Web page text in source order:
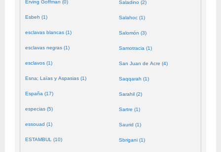
Erving Goffman (0)
Esbeh (1)
esclavas blancas (1)
esclavas negras (1)
esclavos (1)
Esna; Laïas y Aspasias (1)
España (17)
especias (5)
essouad (1)
ESTAMBUL (10)
Saladino (2)
Salahoc (1)
Salomón (3)
Samotracia (1)
San Juan de Acre (4)
Saqqarah (1)
Sarahil (2)
Sartre (1)
Saurid (1)
Sbrigani (1)